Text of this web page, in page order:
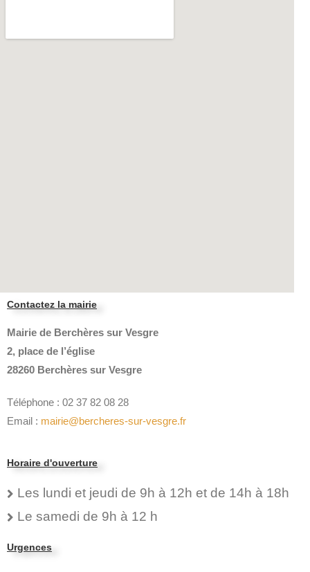
Contactez la mairie
Mairie de Berchères sur Vesgre
2, place de l’église
28260 Berchères sur Vesgre
Téléphone : 02 37 82 08 28
Email : mairie@bercheres-sur-vesgre.fr
Horaire d'ouverture
Les lundi et jeudi de 9h à 12h et de 14h à 18h
Le samedi de 9h à 12 h
Urgences